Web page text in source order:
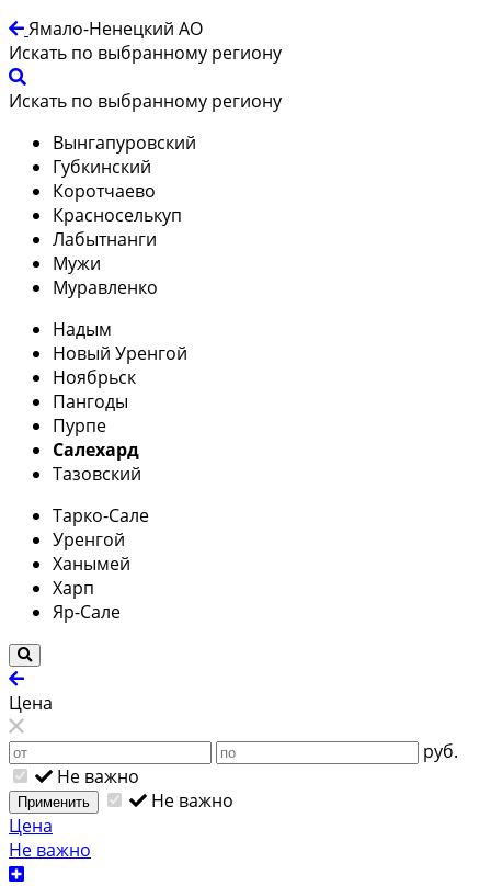
Ямало-Ненецкий АО
Искать по выбранному региону
Искать по выбранному региону
Вынгапуровский
Губкинский
Коротчаево
Красноселькуп
Лабытнанги
Мужи
Муравленко
Надым
Новый Уренгой
Ноябрьск
Пангоды
Пурпе
Салехард
Тазовский
Тарко-Сале
Уренгой
Ханымей
Харп
Яр-Сале
Цена
руб.
Не важно
Применить
Не важно
Цена
Не важно